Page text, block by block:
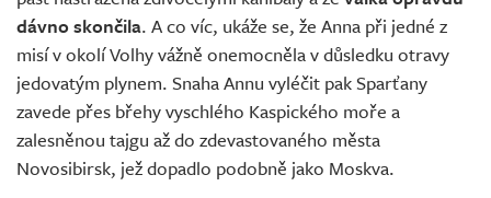
dávno skončila. A co víc, ukáže se, že Anna při jedné z
misí v okolí Volhy vážně onemocněla v důsledku otravy
jedovatým plynem. Snaha Annu vyléčit pak Sparťany
zavede přes břehy vyschlého Kaspického moře a
zalesněnou tajgu až do zdevastovaného města
Novosibirsk, jež dopadlo podobně jako Moskva.